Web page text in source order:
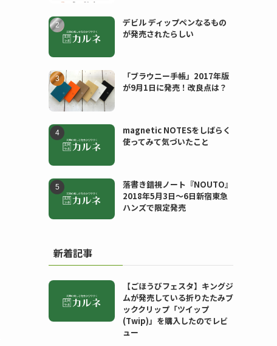
デビル ディップペンなるもの
が発売されたらしい
「ブラウニー手帳」2017年版
が9月1日に発売！改良点は？
magnetic NOTESをしばらく
使ってみて気づいたこと
落書き錯視ノート『NOUTO』
2018年5月3日〜6日新宿東急
ハンズで限定発売
新着記事
【ごほうびフェスタ】キングジ
ムが発売している折りたたみブ
ッククリップ「ツイップ
(Twip)」を購入したのでレビ
ュー